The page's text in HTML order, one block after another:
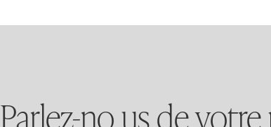
Parlez-no us de